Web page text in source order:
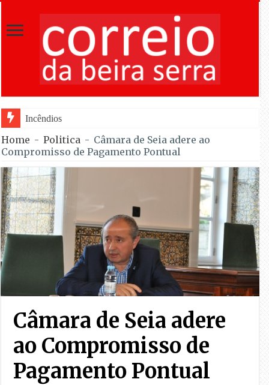
Incêndios em Fornos de Algodres entram e
Home - Politica - Câmara de Seia adere ao
Compromisso de Pagamento Pontual
Câmara de Seia adere
ao Compromisso de
Pagamento Pontual